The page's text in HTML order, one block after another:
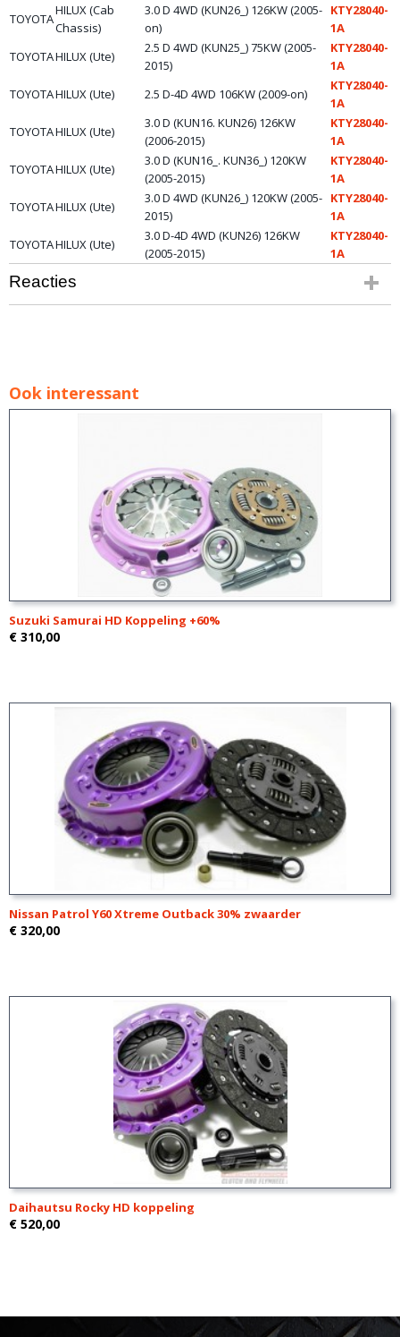
TOYOTA
HILUX (Cab
Chassis)
3.0 D 4WD (KUN26_) 126KW (2005-
on)
KTY28040-
1A
TOYOTAHILUX (Ute)
2.5 D 4WD (KUN25_) 75KW (2005-
2015)
KTY28040-
1A
TOYOTAHILUX (Ute) 2.5 D-4D 4WD 106KW (2009-on)
KTY28040-
1A
TOYOTAHILUX (Ute)
3.0 D (KUN16. KUN26) 126KW
(2006-2015)
KTY28040-
1A
TOYOTAHILUX (Ute)
3.0 D (KUN16_. KUN36_) 120KW
(2005-2015)
KTY28040-
1A
TOYOTAHILUX (Ute)
3.0 D 4WD (KUN26_) 120KW (2005-
2015)
KTY28040-
1A
TOYOTAHILUX (Ute)
3.0 D-4D 4WD (KUN26) 126KW
(2005-2015)
KTY28040-
1A
Reacties
Ook interessant
Suzuki Samurai HD Koppeling +60%
€ 310,00
Nissan Patrol Y60 Xtreme Outback 30% zwaarder
€ 320,00
Daihautsu Rocky HD koppeling
€ 520,00